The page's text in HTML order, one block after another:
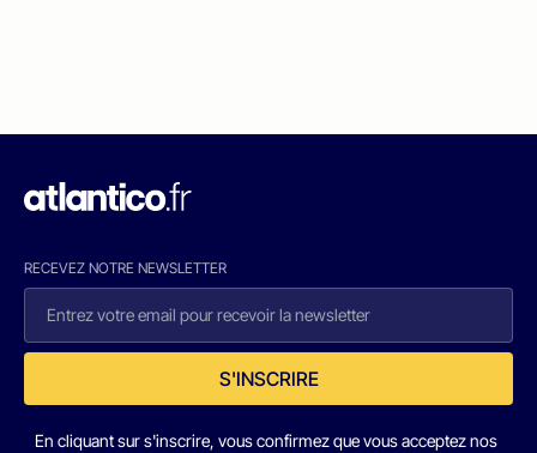
RECEVEZ NOTRE NEWSLETTER
S'INSCRIRE
En cliquant sur s'inscrire, vous confirmez que vous acceptez nos